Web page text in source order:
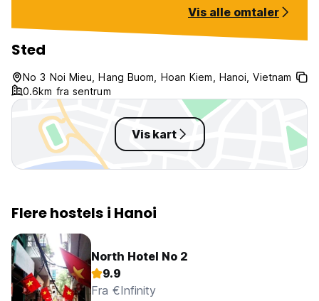
bed! The free walking tour is
food-tour! Staff
transportation
ha giang loop
the hostel is
Vis alle omtaler
Sted
No 3 Noi Mieu, Hang Buom, Hoan Kiem, Hanoi, Vietnam
0.6km fra sentrum
Vis kart
Flere hostels i Hanoi
North Hotel No 2
9.9
Fra €Infinity